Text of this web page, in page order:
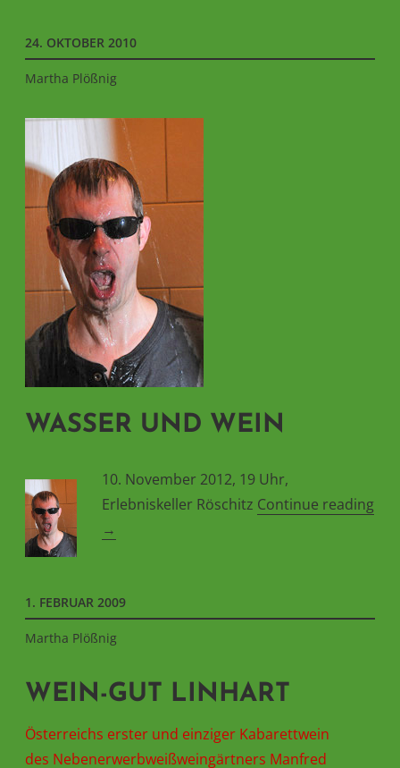
24. OKTOBER 2010
Martha Plößnig
WASSER UND WEIN
10. November 2012, 19 Uhr,
Erlebniskeller Röschitz Continue reading
„wasser
→
1. FEBRUAR 2009
Martha Plößnig
WEIN-GUT LINHART
Österreichs erster und einziger Kabarettwein
des Nebenerwerbweißweingärtners Manfred